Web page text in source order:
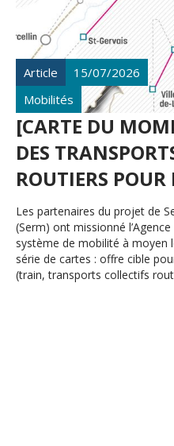
Article
15/07/2026
Mobilités
[CARTE DU
DES
ROUTIERS POUR
Les partenaires du projet de
(Serm) ont missionné
système de mobilité à moyen
série de cartes : offre cible
(train, transports collectifs